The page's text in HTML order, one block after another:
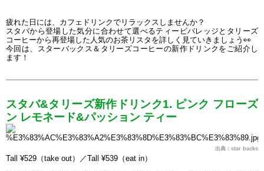
疲れた日には、カフェドリンクでリラックスしませんか？
スタバから登場した気分に合わせて選べるティービバレッジとタリーズ
コーヒーから再登場した人気のお茶リスタを詳しく見ていきましょう 👀
今回は、スターバックス＆タリーズコーヒーの新作ドリンクをご紹介し
ます！
スタバ&タリーズ新作ドリンク1. ピンク フローズ
ン レモネード&パッション ティー
出典：star backs
Tall ¥529（take out）／Tall ¥539（eat in）